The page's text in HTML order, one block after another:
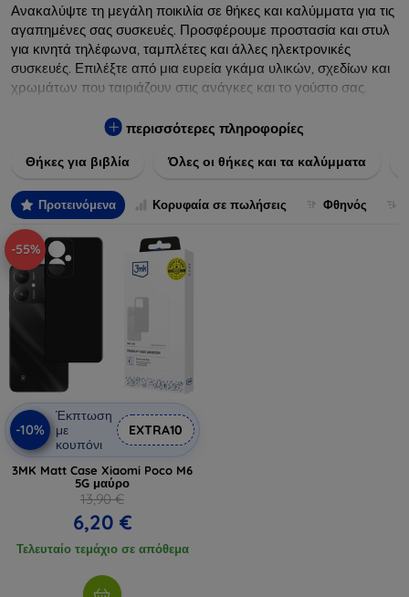
Ανακαλύψτε τη μεγάλη ποικιλία σε θήκες και καλύμματα για τις
αγαπημένες σας συσκευές. Προσφέρουμε προστασία και στυλ
για κινητά τηλέφωνα, ταμπλέτες και άλλες ηλεκτρονικές
συσκευές. Επιλέξτε από μια ευρεία γκάμα υλικών, σχεδίων και
χρωμάτων που ταιριάζουν στις ανάγκες και το γούστο σας.
πτώσεις και άλλες φθορές, ενώ παράλληλα δίνετε ένα
και τη διάρκεια ζωής των συσκευών σας με τις κορυφαίες
περισσότερες πληροφορίες
Θήκες για βιβλία Όλες οι θήκες και τα καλύμματα
Προτεινόμενα Κορυφαία σε πωλήσεις Φθηνός
-55%
-10%
Έκπτωση
με
κουπόνι
EXTRA10
3MK Matt Case Xiaomi Poco M6
5G μαύρο
13,90 €
6,20 €
Τελευταίο τεμάχιο σε απόθεμα